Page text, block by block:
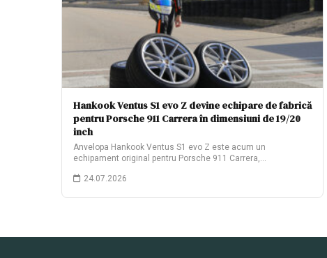
Hankook Ventus S1 evo Z devine echipare de fabrică
pentru Porsche 911 Carrera în dimensiuni de 19/20
inch
Anvelopa Hankook Ventus S1 evo Z este acum un
echipament original pentru Porsche 911 Carrera,…
24.07.2026